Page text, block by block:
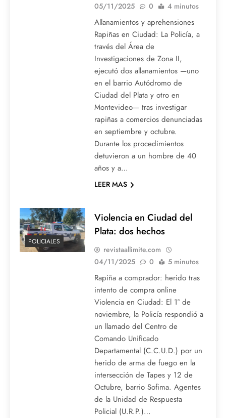
05/11/2025
0 4 minutos
Allanamientos y aprehensiones
Rapiñas en Ciudad: La Policía, a
través del Área de
Investigaciones de Zona II,
ejecutó dos allanamientos —uno
en el barrio Autódromo de
Ciudad del Plata y otro en
Montevideo— tras investigar
rapiñas a comercios denunciadas
en septiembre y octubre.
Durante los procedimientos
detuvieron a un hombre de 40
años y a…
LEER MAS
POLICIALES
Violencia en Ciudad del
Plata: dos hechos
revistaallimite.com
04/11/2025
0 5 minutos
Rapiña a comprador: herido tras
intento de compra online
Violencia en Ciudad: El 1° de
noviembre, la Policía respondió a
un llamado del Centro de
Comando Unificado
Departamental (C.C.U.D.) por un
herido de arma de fuego en la
intersección de Tapes y 12 de
Octubre, barrio Sofima. Agentes
de la Unidad de Respuesta
Policial (U.R.P.)…